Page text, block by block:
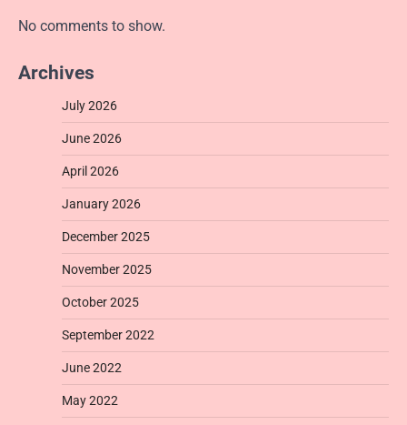
No comments to show.
Archives
July 2026
June 2026
April 2026
January 2026
December 2025
November 2025
October 2025
September 2022
June 2022
May 2022